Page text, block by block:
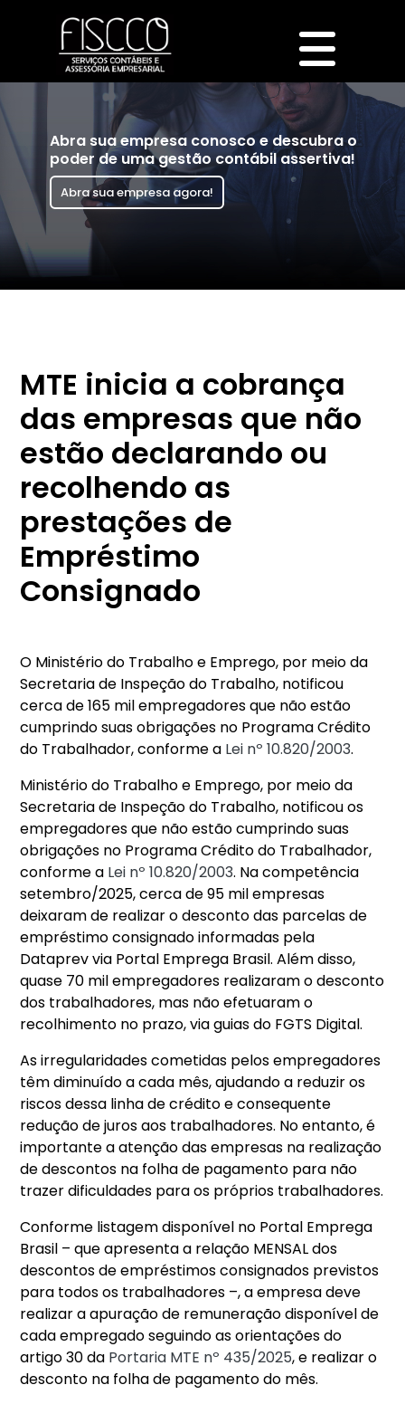
Abra sua empresa conosco e descubra o
poder de uma gestão contábil assertiva!
Abra sua empresa agora!
MTE inicia a cobrança
das empresas que não
estão declarando ou
recolhendo as
prestações de
Empréstimo
Consignado
O Ministério do Trabalho e Emprego, por meio da
Secretaria de Inspeção do Trabalho, notificou
cerca de 165 mil empregadores que não estão
cumprindo suas obrigações no Programa Crédito
do Trabalhador, conforme a Lei nº 10.820/2003.
Ministério do Trabalho e Emprego, por meio da
Secretaria de Inspeção do Trabalho, notificou os
empregadores que não estão cumprindo suas
obrigações no Programa Crédito do Trabalhador,
conforme a Lei nº 10.820/2003. Na competência
setembro/2025, cerca de 95 mil empresas
deixaram de realizar o desconto das parcelas de
empréstimo consignado informadas pela
Dataprev via Portal Emprega Brasil. Além disso,
quase 70 mil empregadores realizaram o desconto
dos trabalhadores, mas não efetuaram o
recolhimento no prazo, via guias do FGTS Digital.
As irregularidades cometidas pelos empregadores
têm diminuído a cada mês, ajudando a reduzir os
riscos dessa linha de crédito e consequente
redução de juros aos trabalhadores. No entanto, é
importante a atenção das empresas na realização
de descontos na folha de pagamento para não
trazer dificuldades para os próprios trabalhadores.
Conforme listagem disponível no Portal Emprega
Brasil – que apresenta a relação MENSAL dos
descontos de empréstimos consignados previstos
para todos os trabalhadores –, a empresa deve
realizar a apuração de remuneração disponível de
cada empregado seguindo as orientações do
artigo 30 da Portaria MTE nº 435/2025, e realizar o
desconto na folha de pagamento do mês.